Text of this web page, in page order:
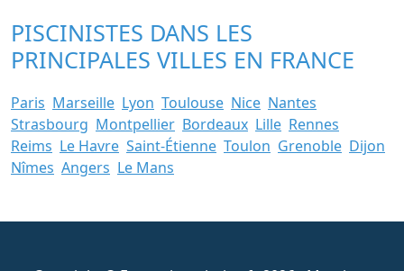
PISCINISTES DANS LES
PRINCIPALES VILLES EN FRANCE
Paris Marseille Lyon Toulouse Nice Nantes
Strasbourg Montpellier Bordeaux Lille Rennes
Reims Le Havre Saint-Étienne Toulon Grenoble Dijon
Nîmes Angers Le Mans